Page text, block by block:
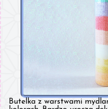
Butelka z warstwami